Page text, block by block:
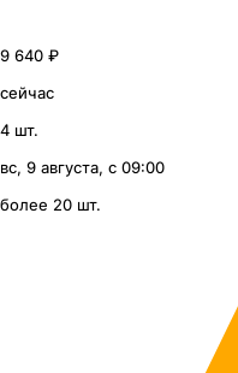
9 640 ₽
сейчас
4 шт.
вс, 9 августа, с 09:00
более 20 шт.